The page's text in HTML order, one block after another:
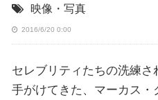
映像・写真
2016/6/20 0:00
セレブリティたちの洗練
手がけてきた、マーカス